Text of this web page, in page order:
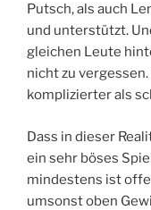
Putsch, als auch
und unterstützt.
gleichen Leute
nicht zu
komplizierter als
Dass in dieser
ein sehr böses
mindestens ist
umsonst oben